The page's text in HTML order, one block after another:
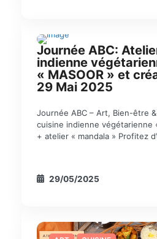
Journée ABC:
indienne
« MASOOR » et
29 Mai 2025
Journée ABC – Art, Bien-être
cuisine indienne végétarienne
+ atelier « mandala » Profitez
29/05/2025